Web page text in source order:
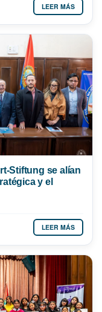
LEER MÁS
Stiftung se alían
y el
LEER MÁS